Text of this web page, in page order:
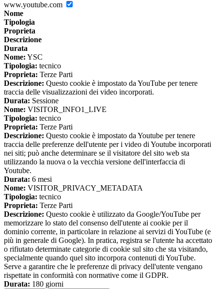
www.youtube.com
Nome
Tipologia
Proprieta
Descrizione
Durata
Nome: YSC
Tipologia: tecnico
Proprieta: Terze Parti
Descrizione: Questo cookie è impostato da YouTube per tenere
traccia delle visualizzazioni dei video incorporati.
Durata: Sessione
Nome: VISITOR_INFO1_LIVE
Tipologia: tecnico
Proprieta: Terze Parti
Descrizione: Questo cookie è impostato da Youtube per tenere
traccia delle preferenze dell'utente per i video di Youtube incorporati
nei siti; può anche determinare se il visitatore del sito web sta
utilizzando la nuova o la vecchia versione dell'interfaccia di
Youtube.
Durata: 6 mesi
Nome: VISITOR_PRIVACY_METADATA
Tipologia: tecnico
Proprieta: Terze Parti
Descrizione: Questo cookie è utilizzato da Google/YouTube per
memorizzare lo stato del consenso dell'utente ai cookie per il
dominio corrente, in particolare in relazione ai servizi di YouTube (e
più in generale di Google). In pratica, registra se l'utente ha accettato
o rifiutato determinate categorie di cookie sul sito che sta visitando,
specialmente quando quel sito incorpora contenuti di YouTube.
Serve a garantire che le preferenze di privacy dell'utente vengano
rispettate in conformità con normative come il GDPR.
Durata: 180 giorni